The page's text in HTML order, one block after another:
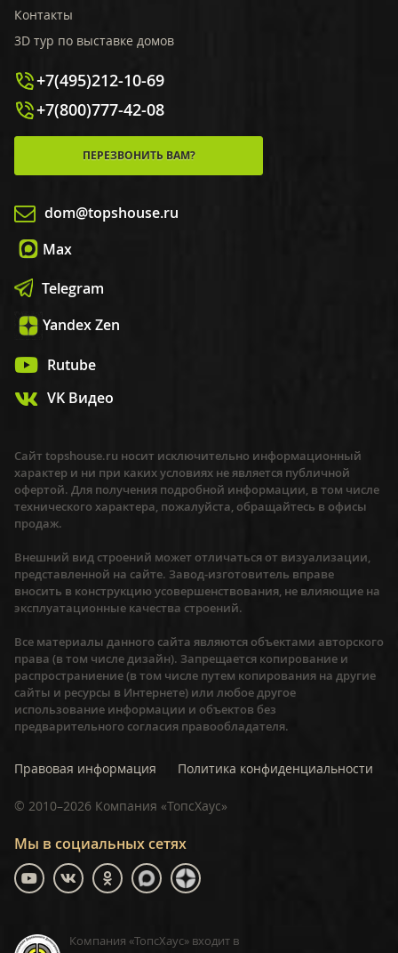
Контакты
3D тур по выставке домов
+7(495)212-10-69
+7(800)777-42-08
ПЕРЕЗВОНИТЬ ВАМ?
dom@topshouse.ru
Max
Telegram
Yandex Zen
Rutube
VK Видео
Мы в социальных сетях
Компания «ТопсХаус» входит в
Сайт topshouse.ru носит исключительно информационный
характер и ни при каких условиях не является публичной
офертой. Для получения подробной информации, в том числе
технического характера, пожалуйста, обращайтесь в офисы
продаж.
Внешний вид строений может отличаться от визуализации,
представленной на сайте. Завод-изготовитель вправе
вносить в конструкцию усовершенствования, не влияющие на
эксплуатационные качества строений.
Все материалы данного сайта являются объектами авторского
права (в том числе дизайн). Запрещается копирование и
распространиение (в том числе путем копирования на другие
сайты и ресурсы в Интернете) или любое другое
использование информации и объектов без
предварительного согласия правообладателя.
Правовая информация Политика конфиденциальности
© 2010–2026 Компания «ТопсХаус»